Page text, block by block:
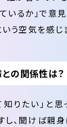
いるか」で意
う空気を感じ
の関係性は？
知りたい」と
し、聞けば親